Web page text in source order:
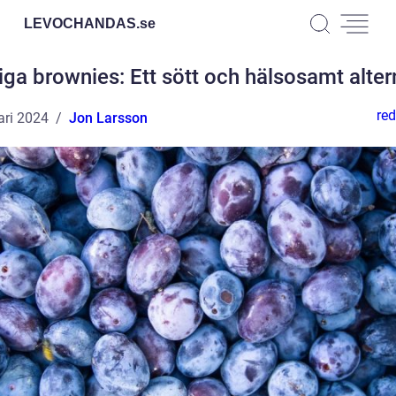
LEVOCHANDAS.se
brownies: Ett sött och hälsosamt
2024 Jon Larsson